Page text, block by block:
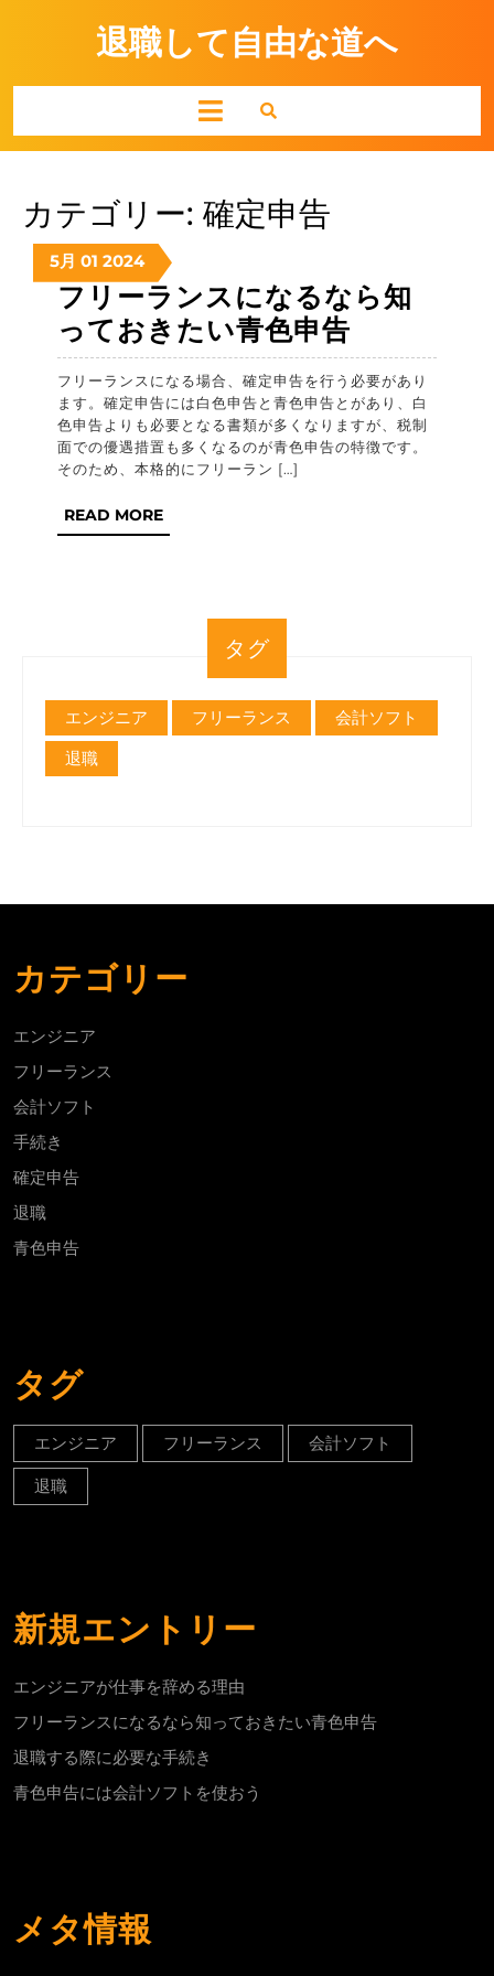
退職して自由な道へ
Open
Button
カテゴリー: 確定申告
5月 2024-
05-
01
01 2024-
05-
01
20242024-
05-
01
フリーランスになるなら知
っておきたい青色申告
リ
ー
ラ
ン
知
っ
フリーランスになる場合、確定申告を行う必要があり
ます。確定申告には白色申告と青色申告とがあり、白
色申告よりも必要となる書類が多くなりますが、税制
面での優遇措置も多くなるのが青色申告の特徴です。
そのため、本格的にフリーラン […]
READ MOREREAD
MORE
タグ
エンジニア フリーランス
会計ソフト
退職
カテゴリー
エンジニア
フリーランス
会計ソフト
手続き
確定申告
退職
青色申告
タグ
エンジニア フリーランス 会計ソフト
退職
新規エントリー
エンジニアが仕事を辞める理由
フリーランスになるなら知っておきたい青色申告
退職する際に必要な手続き
青色申告には会計ソフトを使おう
メタ情報